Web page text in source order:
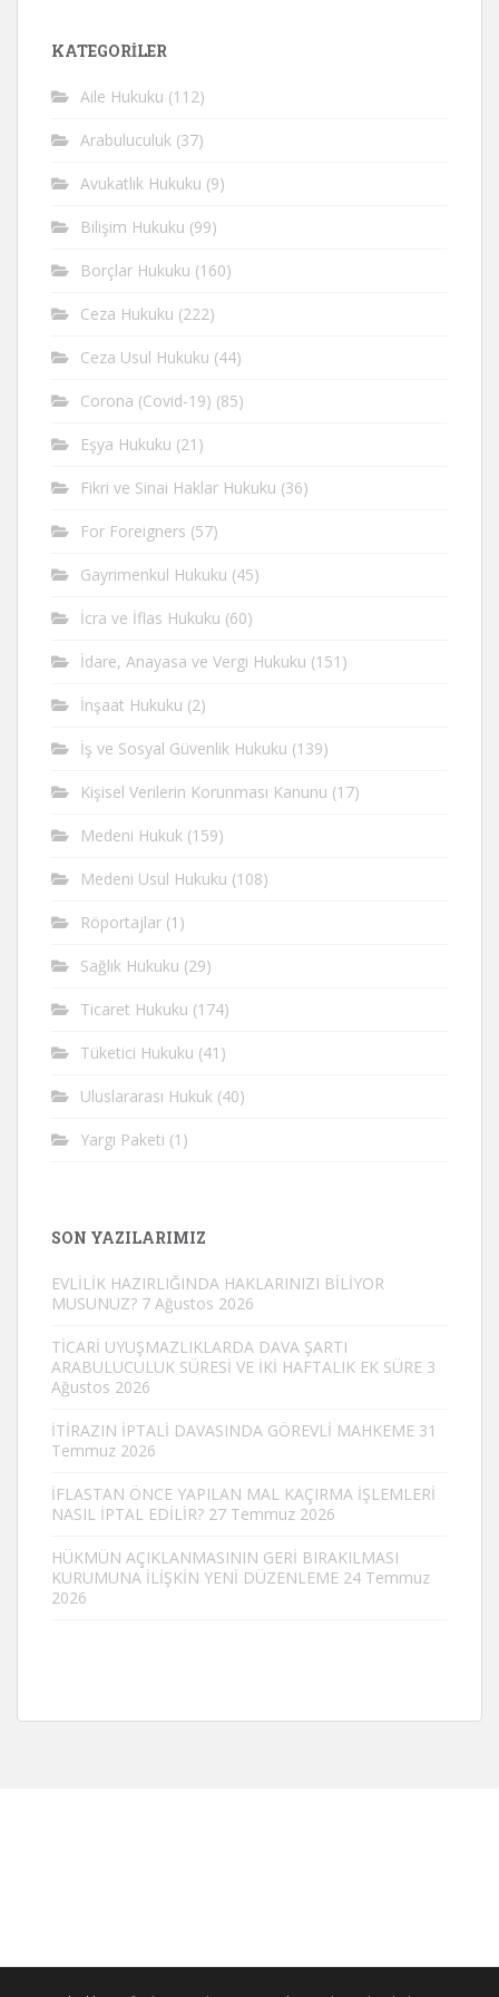
KATEGORİLER
Aile Hukuku (112)
Arabuluculuk (37)
Avukatlık Hukuku (9)
Bilişim Hukuku (99)
Borçlar Hukuku (160)
Ceza Hukuku (222)
Ceza Usul Hukuku (44)
Corona (Covid-19) (85)
Eşya Hukuku (21)
Fikri ve Sinai Haklar Hukuku (36)
For Foreigners (57)
Gayrimenkul Hukuku (45)
İcra ve İflas Hukuku (60)
İdare, Anayasa ve Vergi Hukuku (151)
İnşaat Hukuku (2)
İş ve Sosyal Güvenlik Hukuku (139)
Kişisel Verilerin Korunması Kanunu (17)
Medeni Hukuk (159)
Medeni Usul Hukuku (108)
Röportajlar (1)
Sağlık Hukuku (29)
Ticaret Hukuku (174)
Tüketici Hukuku (41)
Uluslararası Hukuk (40)
Yargı Paketi (1)
SON YAZILARIMIZ
EVLİLİK HAZIRLIĞINDA HAKLARINIZI BİLİYOR
MUSUNUZ? 7 Ağustos 2026
TİCARİ UYUŞMAZLIKLARDA DAVA ŞARTI
ARABULUCULUK SÜRESİ VE İKİ HAFTALIK EK SÜRE 3
Ağustos 2026
İTİRAZIN İPTALİ DAVASINDA GÖREVLİ MAHKEME 31
Temmuz 2026
İFLASTAN ÖNCE YAPILAN MAL KAÇIRMA İŞLEMLERİ
NASIL İPTAL EDİLİR? 27 Temmuz 2026
HÜKMÜN AÇIKLANMASININ GERİ BIRAKILMASI
KURUMUNA İLİŞKİN YENİ DÜZENLEME 24 Temmuz
2026